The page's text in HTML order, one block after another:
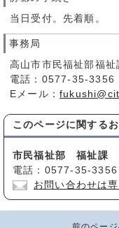
当日受付。先着順。
事務局
高山市市民福祉部福祉
電話：0577-35-3356
Eメール：
このページに関する
市民福祉部 福祉課
電話：0577-35-
お問い合わせは